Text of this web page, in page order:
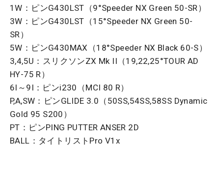
1W：ピンG430LST（9°Speeder NX Green 50-SR）
3W：ピンG430LST（15°Speeder NX Green 50-
SR）
5W：ピンG430MAX（18°Speeder NX Black 60-S）
3,4,5U：スリクソンZX Mk II（19,22,25°TOUR AD
HY-75 R）
6I～9I：ピンi230（MCI 80 R）
P,A,SW：ピンGLIDE 3.0（50SS,54SS,58SS Dynamic
Gold 95 S200）
PT：ピンPING PUTTER ANSER 2D
BALL：タイトリストPro V1x